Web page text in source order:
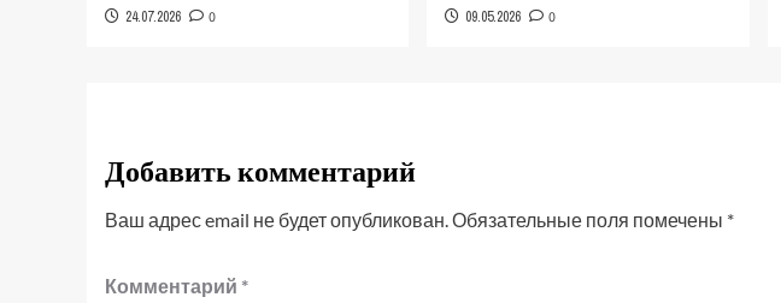
24.07.2026 0 09.05.2026 0
Добавить комментарий
Ваш адрес email не будет опубликован.Обязательные поля помечены *
Комментарий *